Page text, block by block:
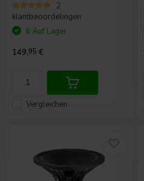
2
klantbeoordelingen
Vergleichen
6 Auf Lager
149,95 €